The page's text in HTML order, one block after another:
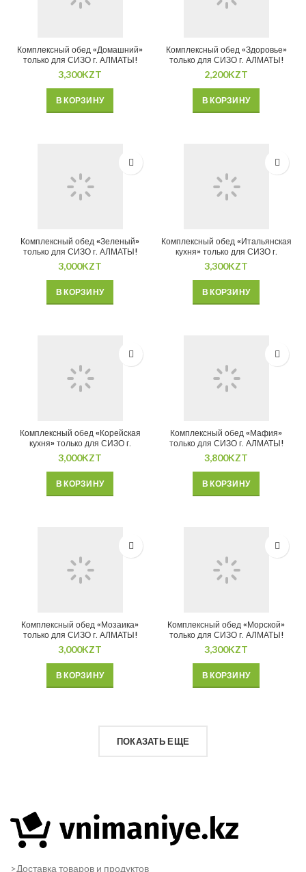
Комплексный обед «Домашний»
только для СИЗО г. АЛМАТЫ!
3,300KZT
В КОРЗИНУ
Комплексный обед «Здоровье»
только для СИЗО г. АЛМАТЫ!
2,200KZT
В КОРЗИНУ
Комплексный обед «Зеленый»
только для СИЗО г. АЛМАТЫ!
3,000KZT
В КОРЗИНУ
Комплексный обед «Итальянская
кухня» только для СИЗО г.
АЛМАТЫ!
3,300KZT
В КОРЗИНУ
Комплексный обед «Корейская
кухня» только для СИЗО г.
АЛМАТЫ!
3,000KZT
В КОРЗИНУ
Комплексный обед «Мафия»
только для СИЗО г. АЛМАТЫ!
3,800KZT
В КОРЗИНУ
Комплексный обед «Мозаика»
только для СИЗО г. АЛМАТЫ!
3,000KZT
В КОРЗИНУ
Комплексный обед «Морской»
только для СИЗО г. АЛМАТЫ!
3,300KZT
В КОРЗИНУ
ПОКАЗАТЬ ЕЩЕ
>Доставка товаров и продуктов